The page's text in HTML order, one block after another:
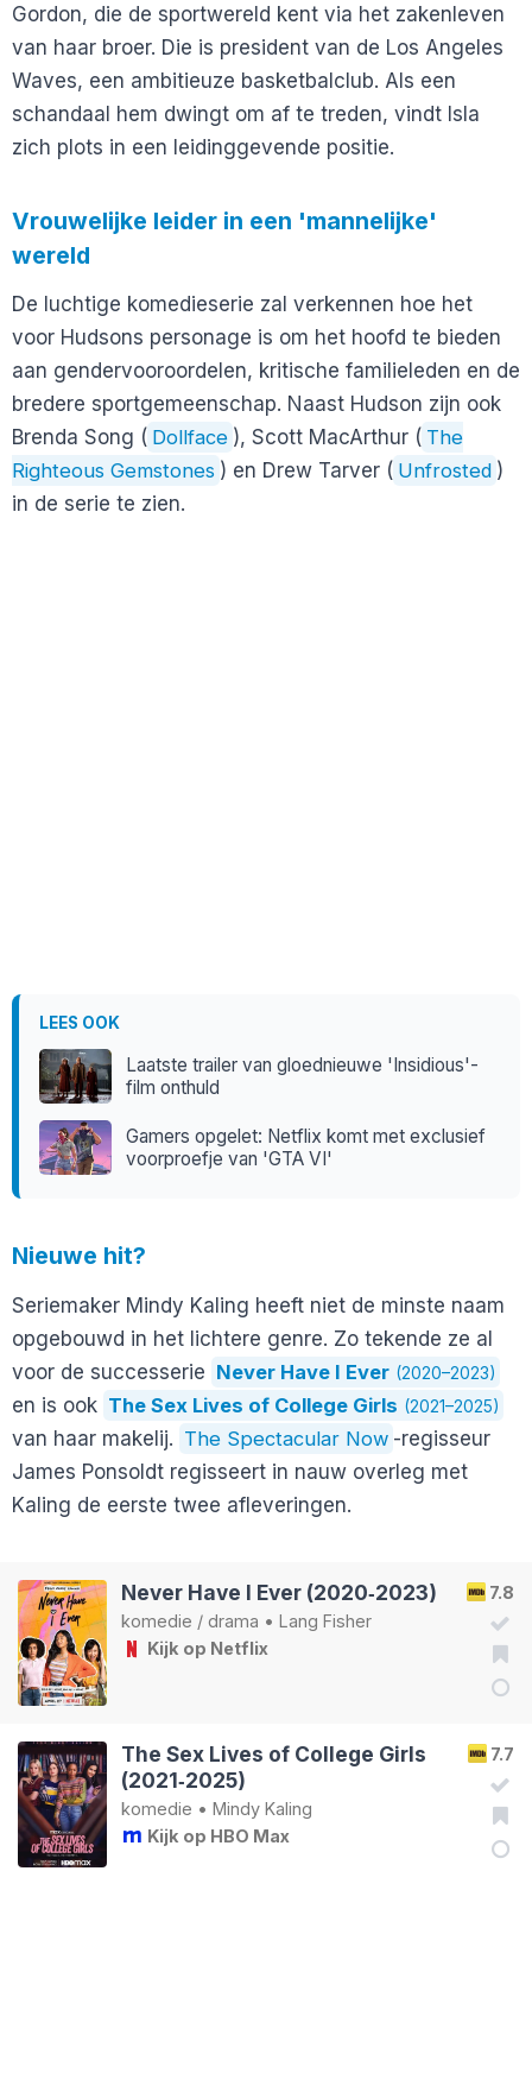
Gordon, die de sportwereld kent via het zakenleven
van haar broer. Die is president van de Los Angeles
Waves, een ambitieuze basketbalclub. Als een
schandaal hem dwingt om af te treden, vindt Isla
zich plots in een leidinggevende positie.
Vrouwelijke leider in een 'mannelijke'
wereld
De luchtige komedieserie zal verkennen hoe het
voor Hudsons personage is om het hoofd te bieden
aan gendervooroordelen, kritische familieleden en de
bredere sportgemeenschap. Naast Hudson zijn ook
Brenda Song ( Dollface ), Scott MacArthur ( The
Righteous Gemstones ) en Drew Tarver ( Unfrosted )
in de serie te zien.
LEES OOK
Laatste trailer van gloednieuwe 'Insidious'-
film onthuld
Gamers opgelet: Netflix komt met exclusief
voorproefje van 'GTA VI'
Nieuwe hit?
Seriemaker Mindy Kaling heeft niet de minste naam
opgebouwd in het lichtere genre. Zo tekende ze al
voor de successerie Never Have I Ever (2020–2023)
en is ook The Sex Lives of College Girls (2021–2025)
van haar makelij. The Spectacular Now -regisseur
James Ponsoldt regisseert in nauw overleg met
Kaling de eerste twee afleveringen.
7.8
Never Have I Ever (2020‑2023)
komedie / drama • Lang Fisher
Kijk op Netflix
7.7
The Sex Lives of College Girls
(2021‑2025)
komedie • Mindy Kaling
Kijk op HBO Max